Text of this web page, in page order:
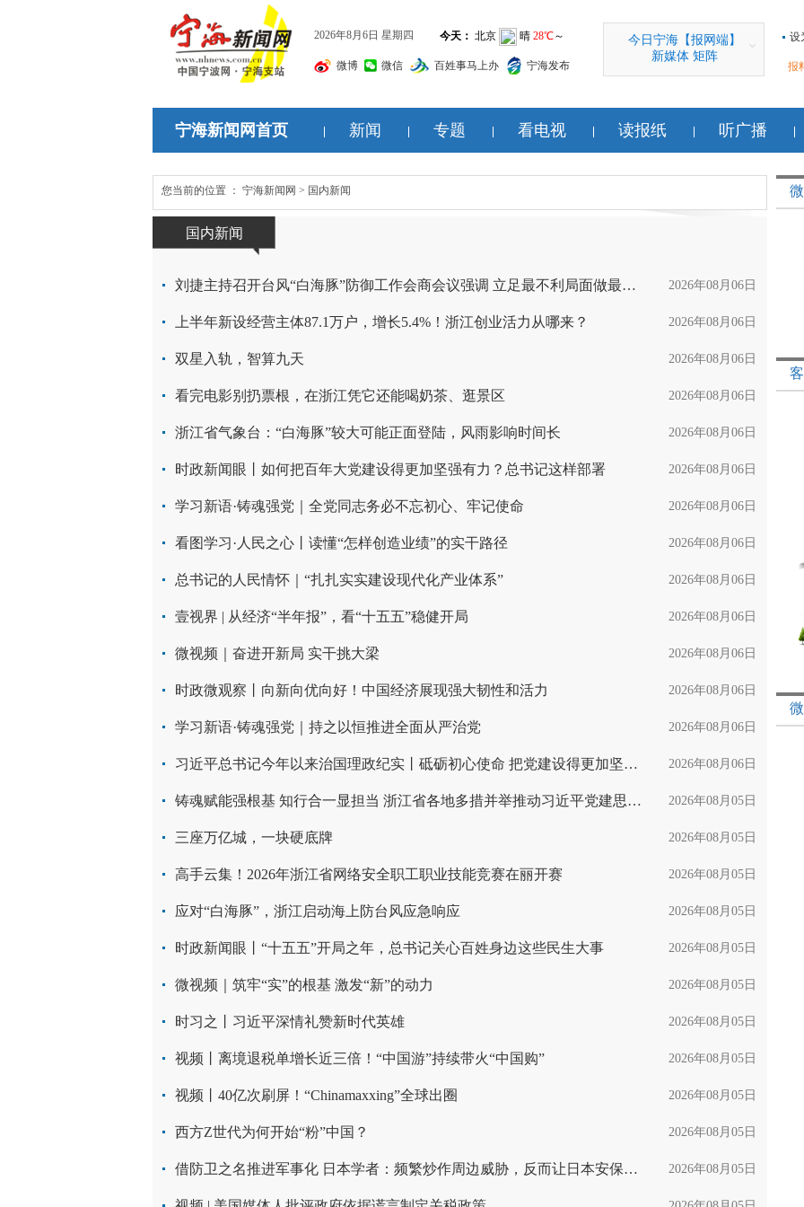
2026年8月6日 星期四
微博 微信 百姓事马上办 宁海发布
今日宁海【报网端】
新媒体 矩阵
设
报
宁海新闻网首页 新闻 专题 看电视 读报纸 听广播
您当前的位置 ： 宁海新闻网 > 国内新闻
国内新闻
2026年08月06日
刘捷主持召开台风“白海豚”防御工作会商会议强调 立足最不利局面做最充分准备 扎实做好防汛防台各项工作
2026年08月06日
上半年新设经营主体87.1万户，增长5.4%！浙江创业活力从哪来？
2026年08月06日
双星入轨，智算九天
2026年08月06日
看完电影别扔票根，在浙江凭它还能喝奶茶、逛景区
2026年08月06日
浙江省气象台：“白海豚”较大可能正面登陆，风雨影响时间长
2026年08月06日
时政新闻眼丨如何把百年大党建设得更加坚强有力？总书记这样部署
2026年08月06日
学习新语·铸魂强党｜全党同志务必不忘初心、牢记使命
2026年08月06日
看图学习·人民之心丨读懂“怎样创造业绩”的实干路径
2026年08月06日
总书记的人民情怀｜“扎扎实实建设现代化产业体系”
2026年08月06日
壹视界 | 从经济“半年报”，看“十五五”稳健开局
2026年08月06日
微视频｜奋进开新局 实干挑大梁
2026年08月06日
时政微观察丨向新向优向好！中国经济展现强大韧性和活力
2026年08月06日
学习新语·铸魂强党｜持之以恒推进全面从严治党
2026年08月06日
习近平总书记今年以来治国理政纪实丨砥砺初心使命 把党建设得更加坚强有力
2026年08月05日
铸魂赋能强根基 知行合一显担当 浙江省各地多措并举推动习近平党建思想学用贯通
2026年08月05日
三座万亿城，一块硬底牌
2026年08月05日
高手云集！2026年浙江省网络安全职工职业技能竞赛在丽开赛
2026年08月05日
应对“白海豚”，浙江启动海上防台风应急响应
2026年08月05日
时政新闻眼丨“十五五”开局之年，总书记关心百姓身边这些民生大事
2026年08月05日
微视频｜筑牢“实”的根基 激发“新”的动力
2026年08月05日
时习之丨习近平深情礼赞新时代英雄
2026年08月05日
视频丨离境退税单增长近三倍！“中国游”持续带火“中国购”
2026年08月05日
视频丨40亿次刷屏！“Chinamaxxing”全球出圈
2026年08月05日
西方Z世代为何开始“粉”中国？
2026年08月05日
借防卫之名推进军事化 日本学者：频繁炒作周边威胁，反而让日本安保环境进一步恶化